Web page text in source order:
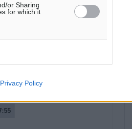
or Sharing
for which it
Privacy Policy
με το υπουργό Εξωτερικών
ο υπουργός Εξωτερικών
Κορυφής της Διαδικασίας